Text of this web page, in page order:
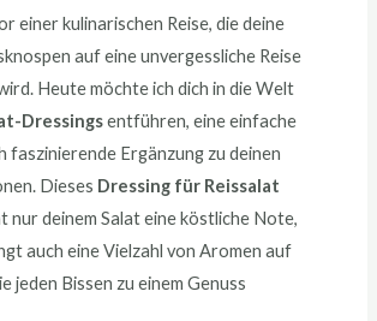
einer kulinarischen Reise, die deine
auf eine unvergessliche Reise
Heute möchte ich dich in die Welt
Dressingsentführen, eine einfache
faszinierende Ergänzung zu deinen
Dieses Dressing für Reissalat
nur deinem Salat eine köstliche Note,
auch eine Vielzahl von Aromen auf
jeden Bissen zu einem Genuss